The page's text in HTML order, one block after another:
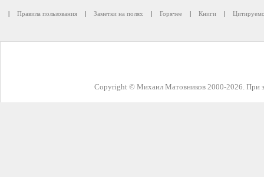
| Правила пользования | Заметки на полях | Горячее | Книги |
Copyright © Михаил Матовников 2000-2026. При